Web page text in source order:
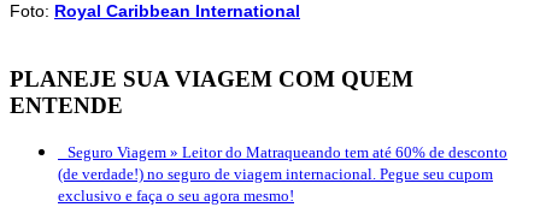
Foto: Royal Caribbean International
PLANEJE SUA VIAGEM COM QUEM
ENTENDE
Seguro Viagem » Leitor do Matraqueando tem até 60% de desconto
(de verdade!) no seguro de viagem internacional. Pegue seu cupom
exclusivo e faça o seu agora mesmo!